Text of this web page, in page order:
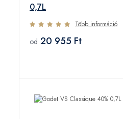
0,7L
Több információ
od 20 955 Ft